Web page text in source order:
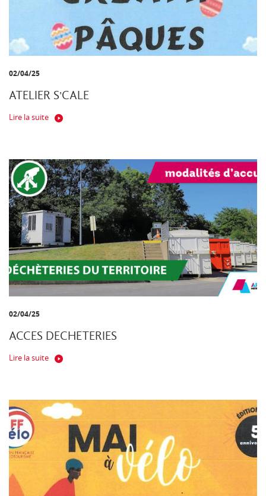
02/04/25
ATELIER S'CALE
Lire la suite
02/04/25
ACCES DECHETERIES
Lire la suite